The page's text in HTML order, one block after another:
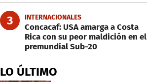
3 INTERNACIONALES
Concacaf: USA amarga a Costa
Rica con su peor maldición en el
premundial Sub-20
LO ÚLTIMO